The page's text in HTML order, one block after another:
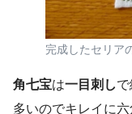
完成したセリア
角七宝は一目刺し
多いのでキレイに